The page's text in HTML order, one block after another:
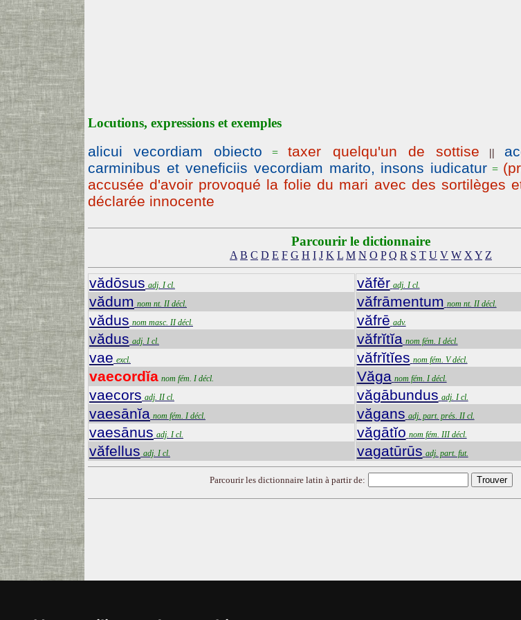
Locutions, expressions et exemples
alicui vecordiam obiecto =taxer quelqu'un de sottise ||
carminibus et veneficiis vecordiam marito, insons iudicatur =
accusée d'avoir provoqué la folie du mari avec des sortilèges
déclarée innocente
Parcourir le dictionnaire
A B C D E F G H I J K L M N O P Q R S T U V W X Y Z
vădōsus adj. I cl.
vădum nom nt. II décl.
vădus nom masc. II décl.
vădus adj. I cl.
vae excl.
vaecordĭa nom fém. I décl.
vaecors adj. II cl.
vaesānĭa nom fém. I décl.
vaesānus adj. I cl.
văfellus adj. I cl.
văfĕr adj. I cl.
văfrāmentum nom nt. II décl.
văfrē adv.
văfrĭtĭa nom fém. I décl.
văfrĭtĭes nom fém. V décl.
Văga nom fém. I décl.
văgābundus adj. I cl.
văgans adj. part. prés. II cl.
văgātĭo nom fém. III décl.
vagatūrūs adj. part. fut.
Parcourir les dictionnaire latin à partir de: